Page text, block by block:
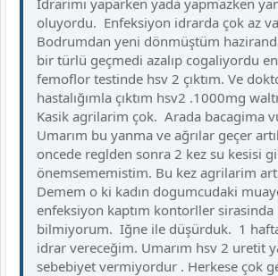
Idrarimi yaparken yada yapmazken
oluyordu. Enfeksiyon idrarda çok az
Bodrumdan yeni dönmüştüm
bir türlü geçmedi azalıp cogaliyordu
femoflor testinde hsv 2 çıktım. Ve
hastalığımla çıktım hsv2 .1000mg
Kasik agrilarim çok. Arada bacagima
Umarım bu yanma ve ağrılar geçer
oncede reglden sonra 2 kez su kesisi
önemsememistim. Bu kez agrilarim
Demem o ki kadın dogumcudaki
enfeksiyon kaptım kontorller
bilmiyorum. Iğne ile düşürduk. 1
idrar vereceğim. Umarım hsv 2 uretit
sebebiyet vermiyordur . Herkese çok